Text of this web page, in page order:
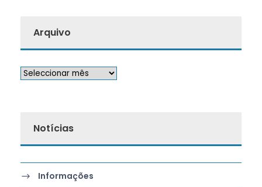
Arquivo
Notícias
Informações